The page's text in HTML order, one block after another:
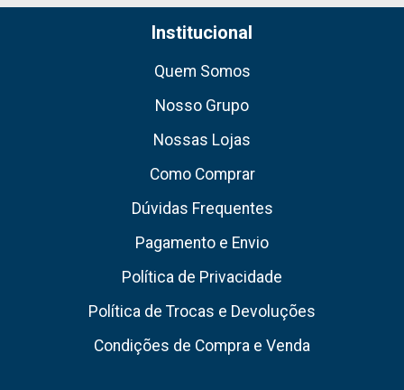
Institucional
Quem Somos
Nosso Grupo
Nossas Lojas
Como Comprar
Dúvidas Frequentes
Pagamento e Envio
Política de Privacidade
Política de Trocas e Devoluções
Condições de Compra e Venda